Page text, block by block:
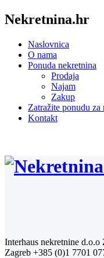
Nekretnina.hr
Naslovnica
O nama
Ponuda nekretnina
Prodaja
Najam
Zakup
Zatražite ponudu za
Kontakt
Interhaus nekretnine d.o.o
Zagreb +385 (0)1 7701